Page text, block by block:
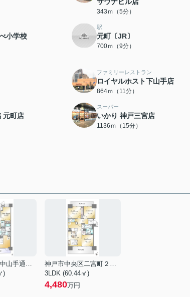
343ｍ（5分）
小学校
駅
元町〔JR〕
700ｍ（9分）
ファミリーレストラン
ロイヤルホスト下山手店
864ｍ（11分）
元町店
スーパー
いかり 神戸三宮店
1136ｍ（15分）
神戸市中央区中山手通２丁目
)
神戸市中央区二宮町２丁目
3LDK (60.44㎡)
4,480万円